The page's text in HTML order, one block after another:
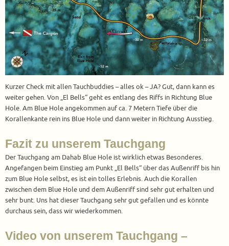
Kurzer Check mit allen Tauchbuddies – alles ok – JA? Gut, dann kann es
weiter gehen. Von „El Bells“ geht es entlang des Riffs in Richtung Blue
Hole. Am Blue Hole angekommen auf ca. 7 Metern Tiefe über die
Korallenkante rein ins Blue Hole und dann weiter in Richtung Ausstieg.
Fazit zu unserem Tauchgang
Der Tauchgang am Dahab Blue Hole ist wirklich etwas Besonderes.
Angefangen beim Einstieg am Punkt „El Bells“ über das Außenriff bis hin
zum Blue Hole selbst, es ist ein tolles Erlebnis. Auch die Korallen
zwischen dem Blue Hole und dem Außenriff sind sehr gut erhalten und
sehr bunt. Uns hat dieser Tauchgang sehr gut gefallen und es könnte
durchaus sein, dass wir wiederkommen.
Video von unserem Tauchgang –